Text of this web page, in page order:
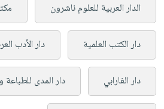
الدار العربية للعلوم ناشرون
دار الكتب العلمية دار الأدب
دار الفارابي دار المدى للطباعة